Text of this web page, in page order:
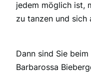
jedem möglich ist,
zu tanzen und sich
Dann sind Sie
Barbarossa